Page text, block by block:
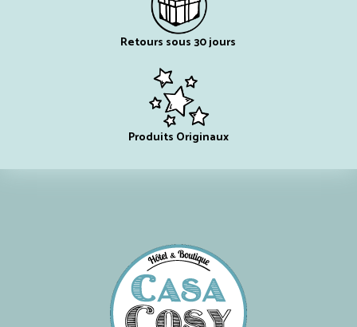
Retours sous 30 jours
Produits Originaux